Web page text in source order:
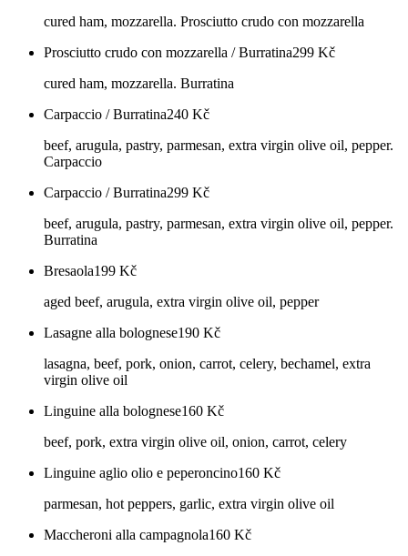
cured ham, mozzarella. Prosciutto crudo con mozzarella
Prosciutto crudo con mozzarella / Burratina299 Kč
cured ham, mozzarella. Burratina
Carpaccio / Burratina240 Kč
beef, arugula, pastry, parmesan, extra virgin olive oil, pepper.
Carpaccio
Carpaccio / Burratina299 Kč
beef, arugula, pastry, parmesan, extra virgin olive oil, pepper.
Burratina
Bresaola199 Kč
aged beef, arugula, extra virgin olive oil, pepper
Lasagne alla bolognese190 Kč
lasagna, beef, pork, onion, carrot, celery, bechamel, extra
virgin olive oil
Linguine alla bolognese160 Kč
beef, pork, extra virgin olive oil, onion, carrot, celery
Linguine aglio olio e peperoncino160 Kč
parmesan, hot peppers, garlic, extra virgin olive oil
Maccheroni alla campagnola160 Kč